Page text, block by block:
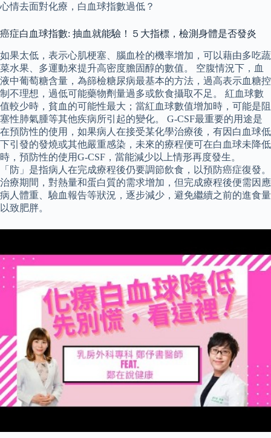
心情去面對化療，白血球指數過低？
癌症白血球指數: 抽血就能驗！５大指標，檢測身體是否發炎
如果太低，表示心肌梗塞、腦血栓的機率增加，可以藉由多吃蔬
菜水果、多運動來提升高密度膽固醇的數值。 空腹情況下，血
液中葡萄糖含量，為篩檢糖尿病最基本的方法，過高表示血糖控
制不理想，過低可能藥物劑量過多或飲食攝取不足。 紅血球數
值較少時，貧血的可能性最大；當紅血球數值增加時，可能是阻
塞性肺氣腫等其他疾病所引起的變化。 G-CSF最重要的用途是
在預防性的使用，如果病人在接受某化學治療後，有因白血球低
下引發的發燒或其他嚴重感染，未來的療程便可在白血球未降低
時，預防性的使用G-CSF，當能減少以上情形再度發生。
「防」是指病人在完成療程後仍要調節飲食，以預防癌症復發。
治療期間，對熱量和蛋白質的需求增加，但完成療程後便需因應
病人體重、驗血報告等狀況，逐步減少，避免繼續之前的進食量
以致肥胖。